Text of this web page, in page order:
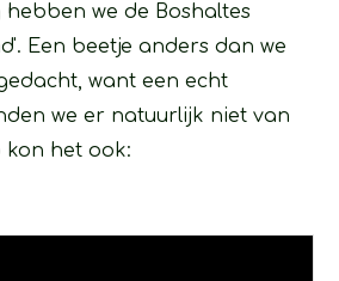
hebben we de Boshaltes
Een beetje anders dan we
want een echt
we er natuurlijk niet van
kon het ook: